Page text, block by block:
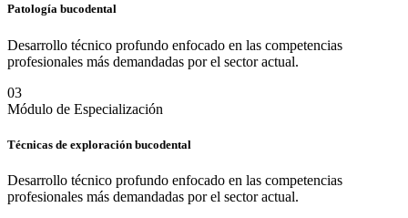
Patología bucodental
Desarrollo técnico profundo enfocado en las competencias
profesionales más demandadas por el sector actual.
03
Módulo de Especialización
Técnicas de exploración bucodental
Desarrollo técnico profundo enfocado en las competencias
profesionales más demandadas por el sector actual.